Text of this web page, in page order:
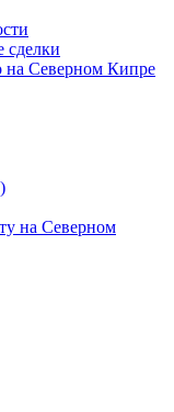
сделки
на Северном Кипре
на Северном